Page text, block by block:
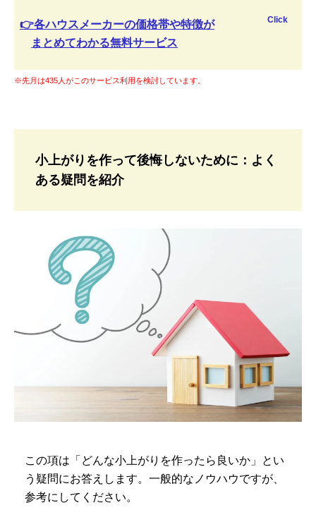
👉各ハウスメーカーの価格帯や特徴が
まとめてわかる無料サービス
Click
※先月は435人がこのサービス利用を検討しています。
小上がりを作って後悔しないために：よく
ある疑問を紹介
この項は「どんな小上がりを作ったら良いか」とい
う疑問にお答えします。一般的なノウハウですが、
参考にしてください。